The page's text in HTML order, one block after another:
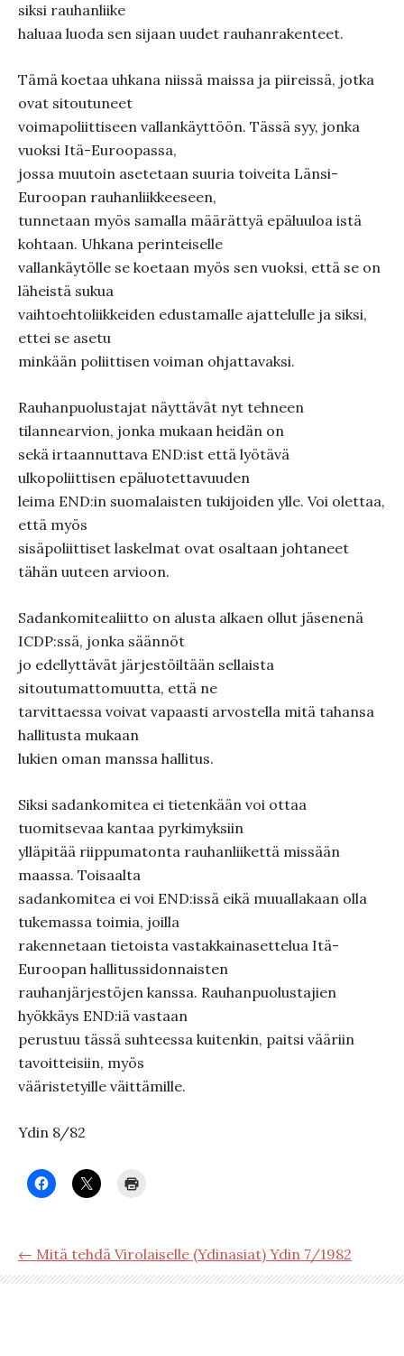
siksi rauhanliike
haluaa luoda sen sijaan uudet rauhanrakenteet.
Tämä koetaa uhkana niissä maissa ja piireissä, jotka
ovat sitoutuneet
voimapoliittiseen vallankäyttöön. Tässä syy, jonka
vuoksi Itä-Euroopassa,
jossa muutoin asetetaan suuria toiveita Länsi-
Euroopan rauhanliikkeeseen,
tunnetaan myös samalla määrättyä epäluuloa istä
kohtaan. Uhkana perinteiselle
vallankäytölle se koetaan myös sen vuoksi, että se on
läheistä sukua
vaihtoehtoliikkeiden edustamalle ajattelulle ja siksi,
ettei se asetu
minkään poliittisen voiman ohjattavaksi.
Rauhanpuolustajat näyttävät nyt tehneen
tilannearvion, jonka mukaan heidän on
sekä irtaannuttava END:ist että lyötävä
ulkopoliittisen epäluotettavuuden
leima END:in suomalaisten tukijoiden ylle. Voi olettaa,
että myös
sisäpoliittiset laskelmat ovat osaltaan johtaneet
tähän uuteen arvioon.
Sadankomitealiitto on alusta alkaen ollut jäsenenä
ICDP:ssä, jonka säännöt
jo edellyttävät järjestöiltään sellaista
sitoutumattomuutta, että ne
tarvittaessa voivat vapaasti arvostella mitä tahansa
hallitusta mukaan
lukien oman manssa hallitus.
Siksi sadankomitea ei tietenkään voi ottaa
tuomitsevaa kantaa pyrkimyksiin
ylläpitää riippumatonta rauhanliikettä missään
maassa. Toisaalta
sadankomitea ei voi END:issä eikä muuallakaan olla
tukemassa toimia, joilla
rakennetaan tietoista vastakkainasettelua Itä-
Euroopan hallitussidonnaisten
rauhanjärjestöjen kanssa. Rauhanpuolustajien
hyökkäys END:iä vastaan
perustuu tässä suhteessa kuitenkin, paitsi vääriin
tavoitteisiin, myös
vääristetyille väittämille.
Ydin 8/82
← Mitä tehdä Virolaiselle (Ydinasiat) Ydin 7/1982